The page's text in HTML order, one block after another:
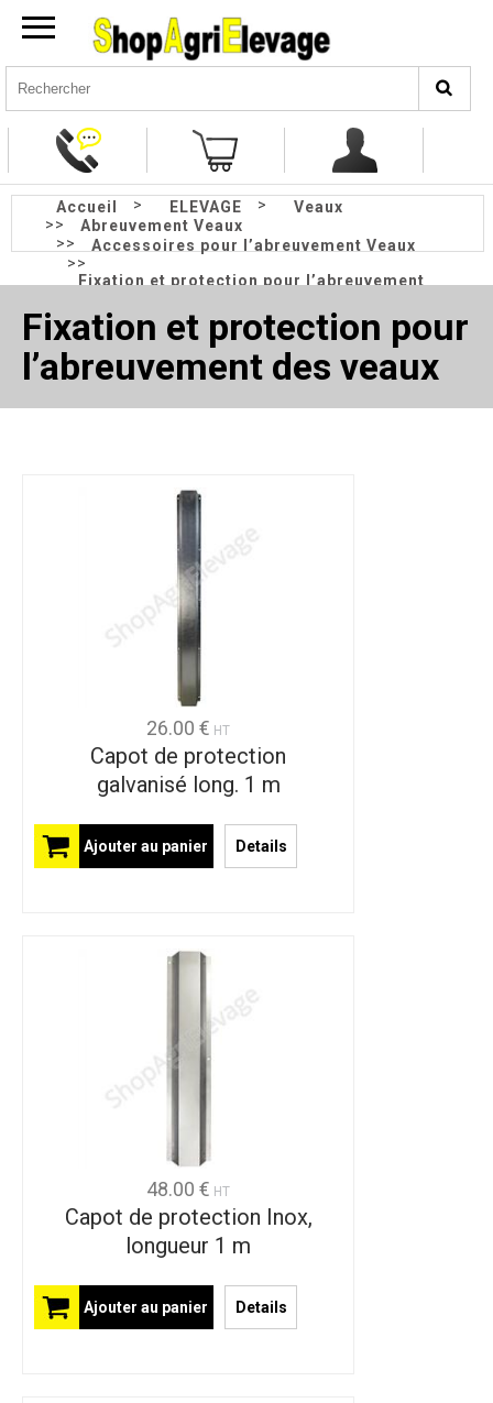
Accueil > ELEVAGE >
Veaux
>>
Abreuvement Veaux
>>
Accessoires pour l’abreuvement Veaux
>>
Fixation et protection pour l’abreuvement
Fixation et protection pour
l’abreuvement des veaux
26.00 € HT
Capot de protection
galvanisé long. 1 m
Ajouter au panier Details
48.00 € HT
Capot de protection Inox,
longueur 1 m
Ajouter au panier Details